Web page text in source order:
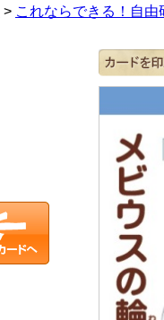
> これならできる！自